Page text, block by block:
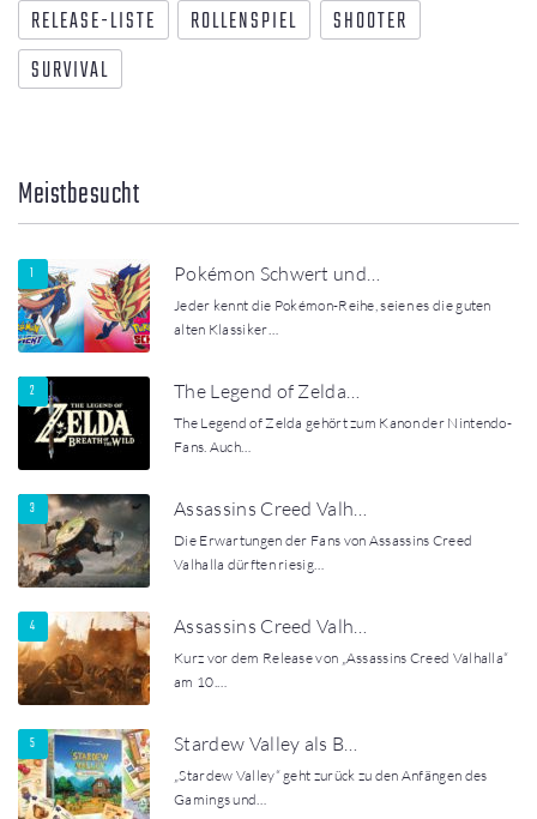
RELEASE-LISTE
ROLLENSPIEL
SHOOTER
SURVIVAL
Meistbesucht
Pokémon Schwert und…
Jeder kennt die Pokémon-Reihe, seien es die guten
alten Klassiker…
The Legend of Zelda…
The Legend of Zelda gehört zum Kanon der Nintendo-
Fans. Auch…
Assassins Creed Valh…
Die Erwartungen der Fans von Assassins Creed
Valhalla dürften riesig…
Assassins Creed Valh…
Kurz vor dem Release von „Assassins Creed Valhalla“
am 10.…
Stardew Valley als B…
„Stardew Valley“ geht zurück zu den Anfängen des
Gamings und…